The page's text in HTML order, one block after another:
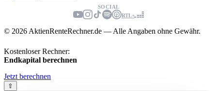
SOCIAL
RTL+
© 2026 AktienRenteRechner.de — Alle Angaben ohne Gewähr.
Kostenloser Rechner:
Endkapital berechnen
Jetzt berechnen
⇧